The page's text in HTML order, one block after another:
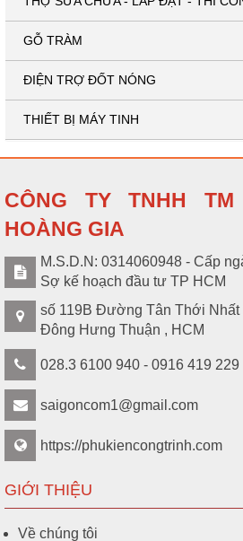
GỖ TRÀM
ĐIỆN TRỢ ĐỐT NÓNG
THIẾT BỊ MÁY TINH
CÔNG TY TNHH
HOÀNG GIA
M.S.D.N: 0314060948 - Cấp
Sợ kế hoạch đầu tư TP HCM
số 119B Đường Tân Thới Nhất
Đông Hưng Thuận , HCM
028.3 6100 940 - 0916 419 229
saigoncom1@gmail.com
https://phukiencongtrinh.com
GIỚI THIỆU
Về chúng tôi